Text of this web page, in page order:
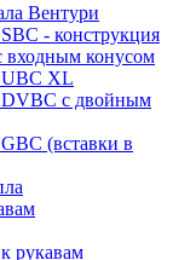
Вентури
- конструкция
входным конусом
UBC XL
с двойным
(вставки в
рукавам